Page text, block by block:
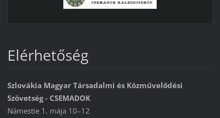
Elérhetőség
Szlovákia Magyar Társadalmi és Közművelődési
Szövetség - CSEMADOK
Námestie 1. mája 10–12